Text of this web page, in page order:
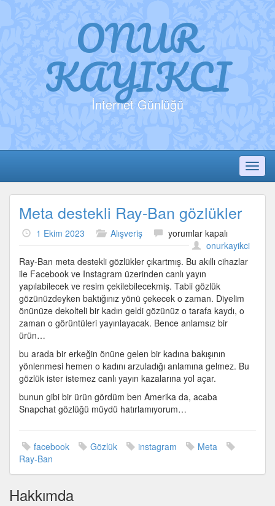
ONUR
KAYIKCI
İnternet Günlüğü
Meta destekli Ray-Ban gözlükler
1 Ekim 2023 Alışveriş
Meta
destekli
Ray-
Ban
gözlükler
için
yorumlar kapalı
onurkayikci
Ray-Ban meta destekli gözlükler çıkartmış. Bu akıllı cihazlar
ile Facebook ve Instagram üzerinden canlı yayın
yapılabilecek ve resim çekilebilecekmiş. Tabii gözlük
gözünüzdeyken baktığınız yönü çekecek o zaman. Diyelim
önünüze dekolteli bir kadın geldi gözünüz o tarafa kaydı, o
zaman o görüntüleri yayınlayacak. Bence anlamsız bir
ürün…
bu arada bir erkeğin önüne gelen bir kadına bakışının
yönlenmesi hemen o kadını arzuladığı anlamına gelmez. Bu
gözlük ister istemez canlı yayın kazalarına yol açar.
bunun gibi bir ürün gördüm ben Amerika da, acaba
Snapchat gözlüğü müydü hatırlamıyorum…
facebook Gözlük instagram
Meta
Ray-Ban
Hakkımda